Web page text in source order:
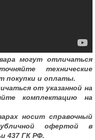
могут отличаться
технические
покупки и оплаты.
от указанной на
комплектацию на
носит справочный
офертой в
437 ГК РФ.